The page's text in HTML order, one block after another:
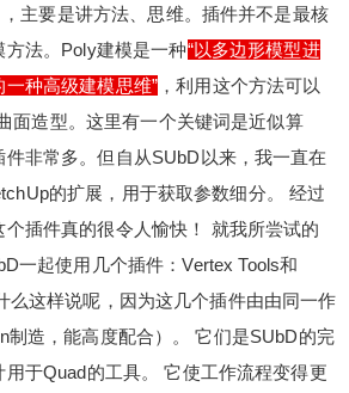
，主要是讲方法、思维。插件并不是最核
法。Poly建模是一种“以多边形模型进
种高级建模思维” ，利用这个方法可以
面造型。这里有一个关键词是近似算
非常多。但自从SUbD以来，我一直在
的扩展，用于获取参数细分。 经过
插件真的很令人愉快！ 就我所尝试的
一起使用几个插件：Vertex Tools和
么这样说呢，因为这几个插件由由同一作
制造，能高度配合）。 它们是SUbD的完
于Quad的工具。 它使工作流程变得更